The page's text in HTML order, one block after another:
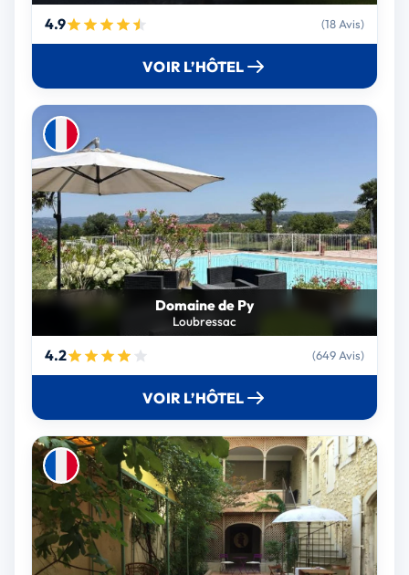
4.9 (18 Avis)
VOIR L’HÔTEL
Domaine de Py
Loubressac
4.2 (649 Avis)
VOIR L’HÔTEL